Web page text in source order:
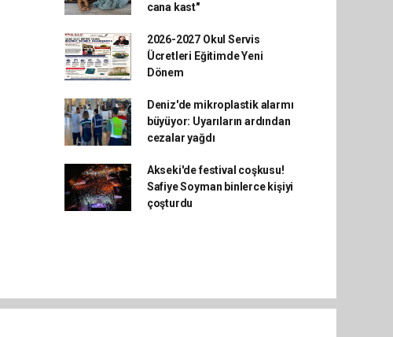
cana kast"
2026-2027 Okul Servis
Ücretleri Eğitimde Yeni
Dönem
Deniz'de mikroplastik alarmı
büyüyor: Uyarıların ardından
cezalar yağdı
Akseki'de festival coşkusu!
Safiye Soyman binlerce kişiyi
çoşturdu